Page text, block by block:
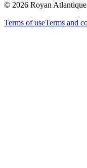
© 2026 Royan Atlantique
Terms of useTerms and